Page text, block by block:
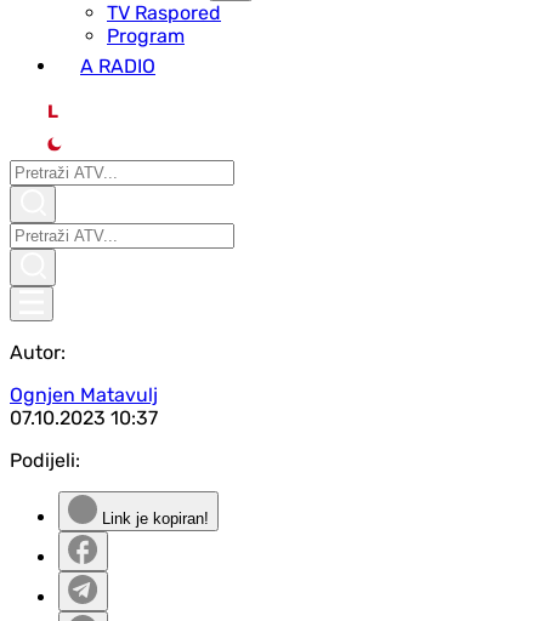
ТV Raspored
Program
A RADIO
L
Autor:
Ognjen Matavulj
07.10.2023 10:37
Podijeli:
Link je kopiran!